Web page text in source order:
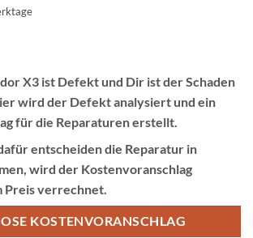
X3 ist Defekt und Dir ist der Schaden
wird der Defekt analysiert und ein
für die Reparaturen erstellt.
entscheiden die Reparatur in
wird der Kostenvoranschlag
Preis verrechnet.
KOSTENVORANSCHLAG